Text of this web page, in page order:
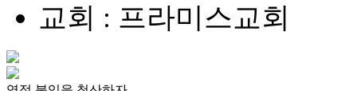
교회 : 프라미스교회